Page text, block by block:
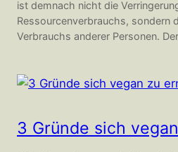
ist demnach nicht die
Ressourcenverbrauchs, sondern
Verbrauchs anderer Personen.
3 Gründe sich